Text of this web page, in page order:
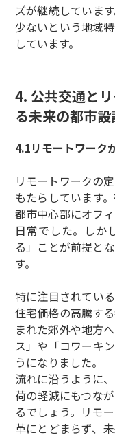
ズが継続していま
少ないという地域
しています。
4. 公共交通と
る未来の都市設
4.1リモートワーク
リモートワークの
もたらしています
都市中心部にオフ
日常でした。しか
る」ことが前提と
す。
特に注目されてい
住宅価格の高騰す
まれた郊外や地方
ス」や「コワーキ
うになりました。
流れに沿うように
荷の軽減にもつな
るでしょう。リモ
革にとどまらず、